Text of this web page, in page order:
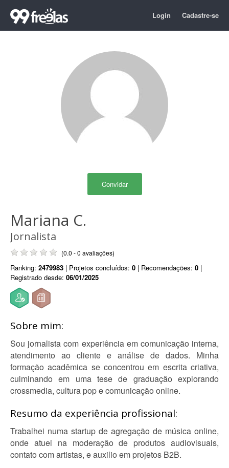
Login Cadastre-se
Convidar
Mariana C.
Jornalista
(0.0 - 0 avaliações)
Ranking: 2479983 | Projetos concluídos: 0 | Recomendações: 0 |
Registrado desde: 06/01/2025
Sobre mim:
Sou jornalista com experiência em comunicação interna,
atendimento ao cliente e análise de dados. Minha
formação acadêmica se concentrou em escrita criativa,
culminando em uma tese de graduação explorando
crossmedia, cultura pop e comunicação online.
Resumo da experiência profissional:
Trabalhei numa startup de agregação de música online,
onde atuei na moderação de produtos audiovisuais,
contato com artistas, e auxilio em projetos B2B.